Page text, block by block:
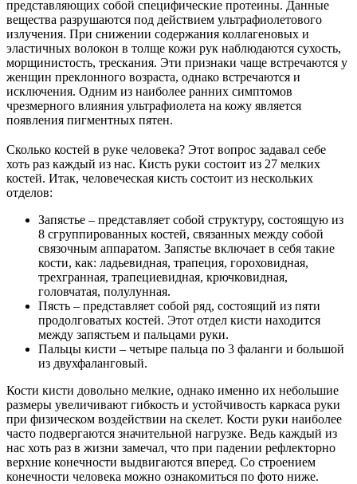
представляющих собой специфические протеины. Данные
вещества разрушаются под действием ультрафиолетового
излучения. При снижении содержания коллагеновых и
эластичных волокон в толще кожи рук наблюдаются сухость,
морщинистость, трескания. Эти признаки чаще встречаются у
женщин преклонного возраста, однако встречаются и
исключения. Одним из наиболее ранних симптомов
чрезмерного влияния ультрафиолета на кожу является
появления пигментных пятен.
Сколько костей в руке человека? Этот вопрос задавал себе
хоть раз каждый из нас. Кисть руки состоит из 27 мелких
костей. Итак, человеческая кисть состоит из нескольких
отделов:
Запястье – представляет собой структуру, состоящую из
8 сгруппированных костей, связанных между собой
связочным аппаратом. Запястье включает в себя такие
кости, как: ладьевидная, трапеция, гороховидная,
трехгранная, трапециевидная, крючковидная,
головчатая, полулунная.
Пясть – представляет собой ряд, состоящий из пяти
продолговатых костей. Этот отдел кисти находится
между запястьем и пальцами руки.
Пальцы кисти – четыре пальца по 3 фаланги и большой
из двухфаланговый.
Кости кисти довольно мелкие, однако именно их небольшие
размеры увеличивают гибкость и устойчивость каркаса руки
при физическом воздействии на скелет. Кости руки наиболее
часто подвергаются значительной нагрузке. Ведь каждый из
нас хоть раз в жизни замечал, что при падении рефлекторно
верхние конечности выдвигаются вперед. Со строением
конечности человека можно ознакомиться по фото ниже.